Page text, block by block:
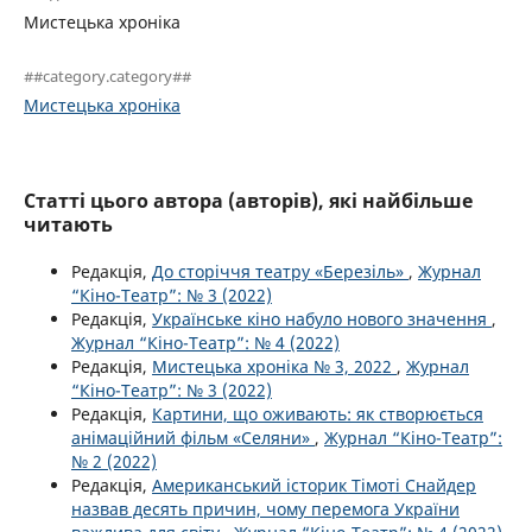
Мистецька хроніка
##category.category##
Мистецька хроніка
Статті цього автора (авторів), які найбільше
читають
Редакція, До сторіччя театру «Березіль» , Журнал
“Кіно-Театр”: № 3 (2022)
Редакція, Українське кіно набуло нового значення ,
Журнал “Кіно-Театр”: № 4 (2022)
Редакція, Мистецька хроніка № 3, 2022 , Журнал
“Кіно-Театр”: № 3 (2022)
Редакція, Картини, що оживають: як створюється
анімаційний фільм «Селяни» , Журнал “Кіно-Театр”:
№ 2 (2022)
Редакція, Американський історик Тімоті Снайдер
назвав десять причин, чому перемога України